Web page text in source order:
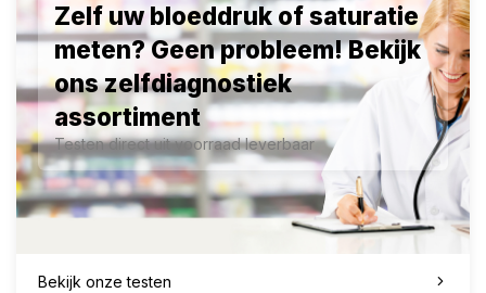
Zelf uw bloeddruk of saturatie
meten? Geen probleem! Bekijk
ons zelfdiagnostiek
assortiment
Testen direct uit voorraad leverbaar
Bekijk onze testen